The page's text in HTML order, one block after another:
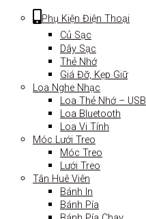
Phụ Kiện Điện Thoại
Củ Sạc
Dây Sạc
Thẻ Nhớ
Giá Đỡ, Kẹp Giữ
Loa Nghe Nhạc
Loa Thẻ Nhớ – USB
Loa Bluetooth
Loa Vi Tính
Móc Lưới Treo
Móc Treo
Lưới Treo
Tân Huê Viên
Bánh In
Bánh Pía